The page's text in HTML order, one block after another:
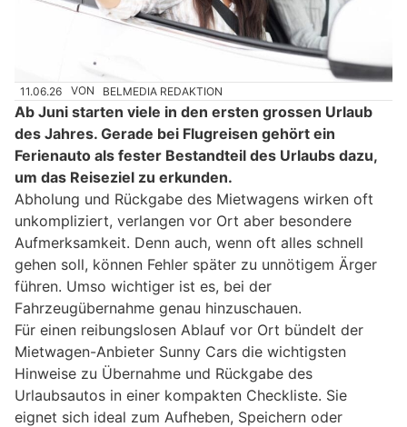
11.06.26 VON BELMEDIA REDAKTION
Ab Juni starten viele in den ersten grossen Urlaub
des Jahres. Gerade bei Flugreisen gehört ein
Ferienauto als fester Bestandteil des Urlaubs dazu,
um das Reiseziel zu erkunden.
Abholung und Rückgabe des Mietwagens wirken oft
unkompliziert, verlangen vor Ort aber besondere
Aufmerksamkeit. Denn auch, wenn oft alles schnell
gehen soll, können Fehler später zu unnötigem Ärger
führen. Umso wichtiger ist es, bei der
Fahrzeugübernahme genau hinzuschauen.
Für einen reibungslosen Ablauf vor Ort bündelt der
Mietwagen-Anbieter Sunny Cars die wichtigsten
Hinweise zu Übernahme und Rückgabe des
Urlaubsautos in einer kompakten Checkliste. Sie
eignet sich ideal zum Aufheben, Speichern oder